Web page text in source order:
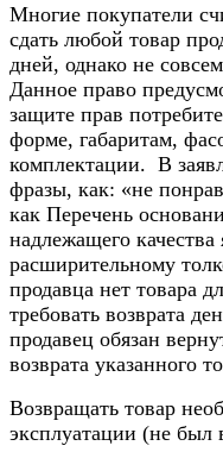
Многие покупатели
сдать любой товар
дней, однако не
Данное право
защите прав
форме, габаритам,
комплектации. В
фразы, как: «не
как Перечень
надлежащего
расширительному
продавца нет товара
требовать возврата
продавец обязан
возврата указанного
Возвращать товар
эксплуатации (не был